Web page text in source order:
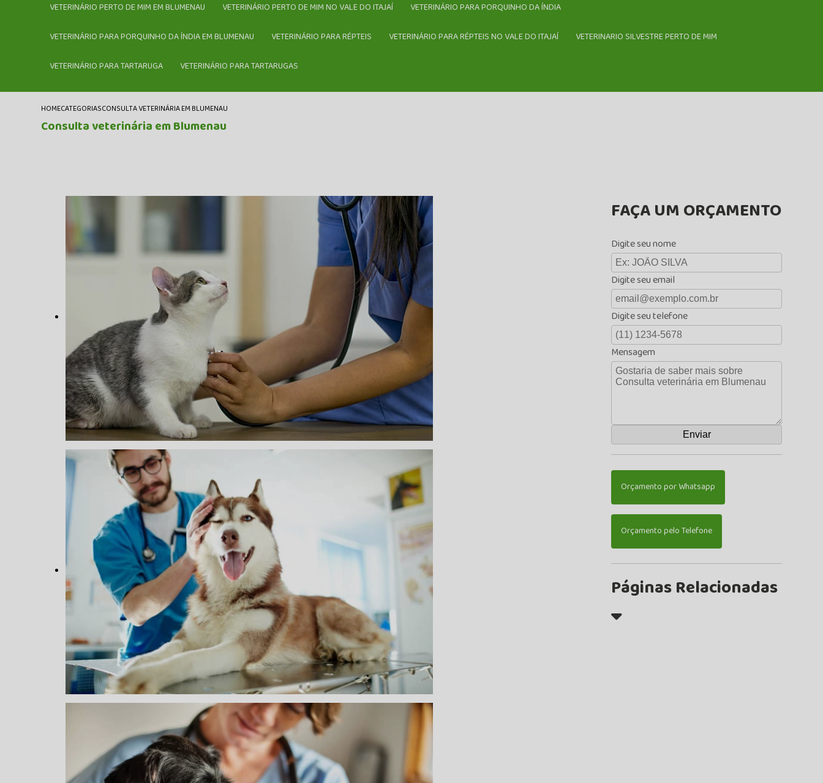
VETERINÁRIO PERTO DE MIM EM BLUMENAU
VETERINÁRIO PERTO DE MIM NO VALE DO ITAJAÍ
VETERINÁRIO PARA PORQUINHO DA ÍNDIA
VETERINÁRIO PARA PORQUINHO DA ÍNDIA EM BLUMENAU
VETERINÁRIO PARA RÉPTEIS VETERINÁRIO PARA RÉPTEIS NO VALE DO ITAJAÍ
VETERINARIO SILVESTRE PERTO DE MIM
VETERINÁRIO PARA TARTARUGA
VETERINÁRIO PARA TARTARUGAS
HOMECATEGORIASCONSULTA VETERINÁRIA EM BLUMENAU
Consulta veterinária em Blumenau
FAÇA UM ORÇAMENTO
Digite seu nome
Digite seu email
Digite seu telefone
Mensagem
Orçamento por Whatsapp
Orçamento pelo Telefone
Páginas Relacionadas